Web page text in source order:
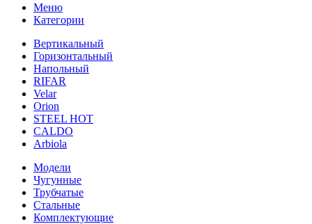
Меню
Категории
Вертикальный
Горизонтальный
Напольный
RIFAR
Velar
Orion
STEEL HOT
CALDO
Arbiola
Модели
Чугунные
Трубчатые
Стальные
Комплектующие